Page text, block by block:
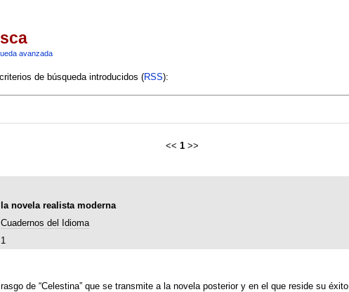
avanzada
de búsqueda introducidos (RSS):
<< 1 >>
novela realista moderna
Cuadernos del Idioma
1
de “Celestina” que se transmite a la novela posterior y en el que reside su éxito.